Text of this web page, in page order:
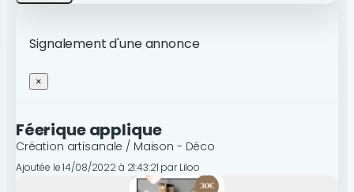
Signalement d'une annonce
×
Féerique applique
Création artisanale / Maison - Déco
Ajoutée le 14/08/2022 à 21:43:21 par Liloo